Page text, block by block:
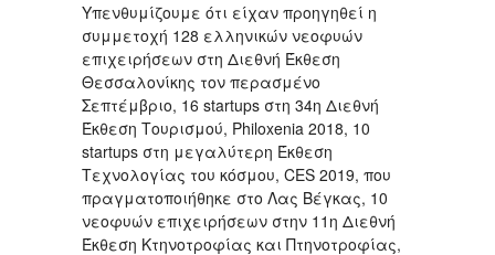
Υπενθυμίζουμε ότι είχαν προηγηθεί η
συμμετοχή 128 ελληνικών νεοφυών
επιχειρήσεων στη Διεθνή Έκθεση
Θεσσαλονίκης τον περασμένο
Σεπτέμβριο, 16 startups στη 34η Διεθνή
Έκθεση Τουρισμού, Philoxenia 2018, 10
startups στη μεγαλύτερη Έκθεση
Τεχνολογίας του κόσμου, CES 2019, που
πραγματοποιήθηκε στο Λας Βέγκας, 10
νεοφυών επιχειρήσεων στην 11η Διεθνή
Έκθεση Κτηνοτροφίας και Πτηνοτροφίας,